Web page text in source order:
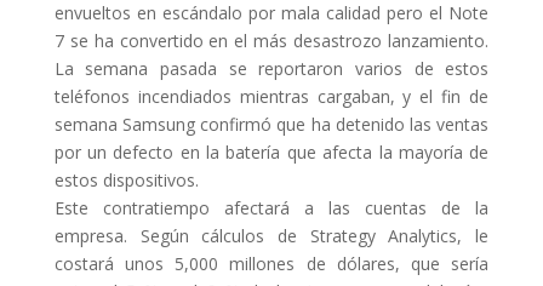
envueltos en escándalo por mala calidad pero el Note
7 se ha convertido en el más desastrozo lanzamiento.
La semana pasada se reportaron varios de estos
teléfonos incendiados mientras cargaban, y el fin de
semana Samsung confirmó que ha detenido las ventas
por un defecto en la batería que afecta la mayoría de
estos dispositivos.
Este contratiempo afectará a las cuentas de la
empresa. Según cálculos de Strategy Analytics, le
costará unos 5,000 millones de dólares, que sería